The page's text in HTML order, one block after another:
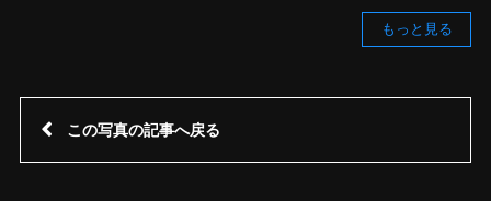
もっと見る
この写真の記事へ戻る